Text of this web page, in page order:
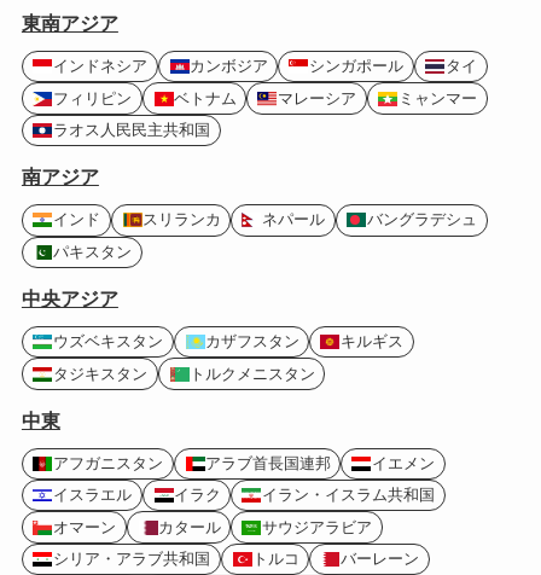
東南アジア
インドネシア カンボジア シンガポール
タイ
フィリピン
ベトナム マレーシア
ミャンマー
ラオス人民民主共和国
南アジア
インド スリランカ ネパール
バングラデシュ
パキスタン
中央アジア
ウズベキスタン カザフスタン
キルギス
タジキスタン
トルクメニスタン
中東
アフガニスタン アラブ首長国連邦
イエメン
イスラエル
イラク
イラン・イスラム共和国
オマーン
カタール
サウジアラビア
シリア・アラブ共和国
トルコ
バーレーン